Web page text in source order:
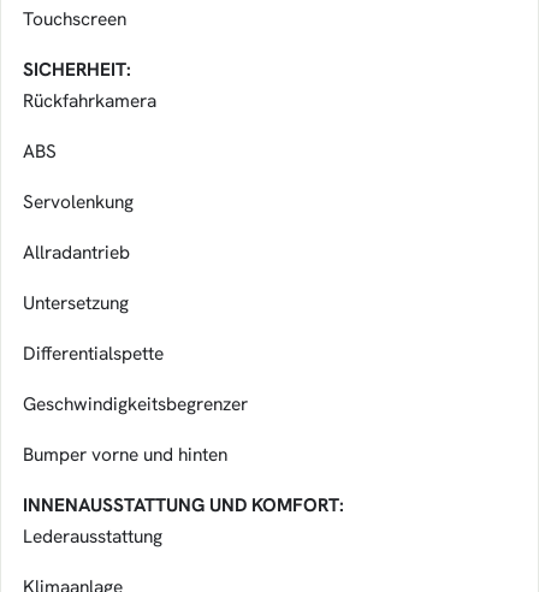
Touchscreen
SICHERHEIT:
Rückfahrkamera
ABS
Servolenkung
Allradantrieb
Untersetzung
Differentialspette
Geschwindigkeitsbegrenzer
Bumper vorne und hinten
INNENAUSSTATTUNG UND KOMFORT:
Lederausstattung
Klimaanlage